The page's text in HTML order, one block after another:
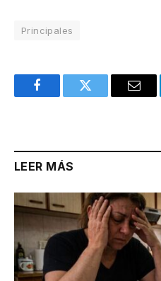
Principales
FacebookTwitter
LEER MÁS